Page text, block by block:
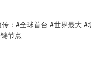
：#全球首台 #世界最大 #
节点